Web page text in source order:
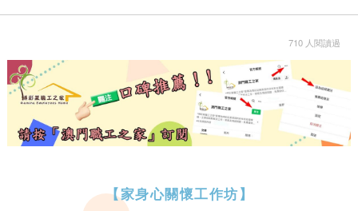
710 人閱讀過
【家身心關懷工作坊】